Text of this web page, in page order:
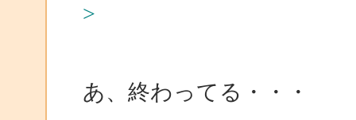
>
あ、終わってる・・・